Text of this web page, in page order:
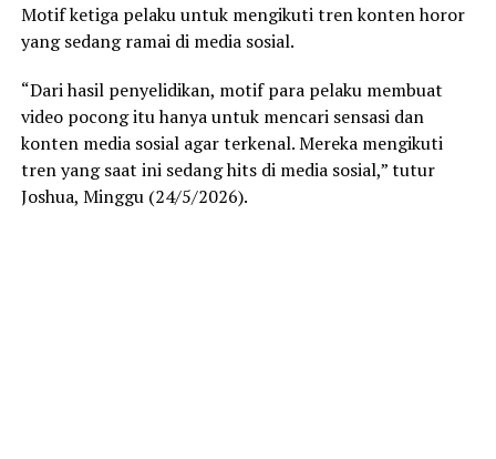
Motif ketiga pelaku untuk mengikuti tren konten horor
yang sedang ramai di media sosial.
“Dari hasil penyelidikan, motif para pelaku membuat
video pocong itu hanya untuk mencari sensasi dan
konten media sosial agar terkenal. Mereka mengikuti
tren yang saat ini sedang hits di media sosial,” tutur
Joshua, Minggu (24/5/2026).